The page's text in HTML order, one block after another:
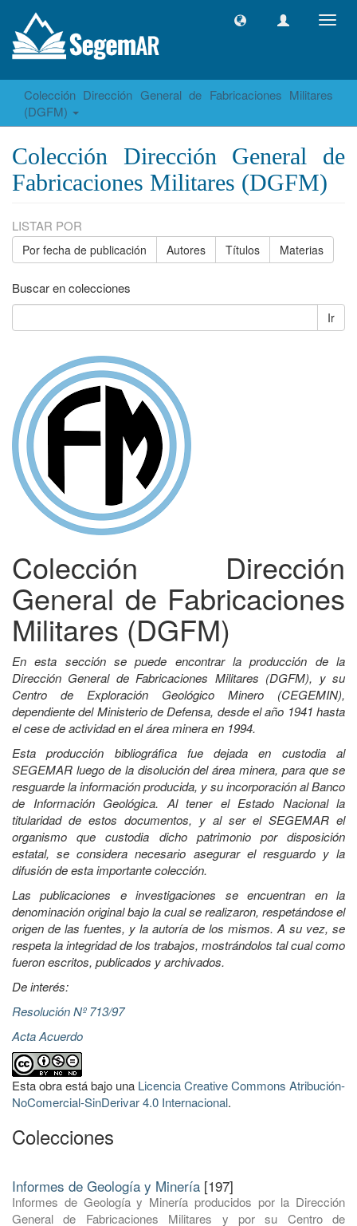
Colección Dirección General de Fabricaciones Militares
(DGFM)
Colección Dirección General de
Fabricaciones Militares (DGFM)
LISTAR POR
Por fecha de publicación Autores Títulos Materias
Buscar en colecciones
Ir
Colección Dirección
General de Fabricaciones
Militares (DGFM)
En esta sección se puede encontrar la producción de la
Dirección General de Fabricaciones Militares (DGFM), y su
Centro de Exploración Geológico Minero (CEGEMIN),
dependiente del Ministerio de Defensa, desde el año 1941 hasta
el cese de actividad en el área minera en 1994.
Esta producción bibliográfica fue dejada en custodia al
SEGEMAR luego de la disolución del área minera, para que se
resguarde la información producida, y su incorporación al Banco
de Información Geológica. Al tener el Estado Nacional la
titularidad de estos documentos, y al ser el SEGEMAR el
organismo que custodia dicho patrimonio por disposición
estatal, se considera necesario asegurar el resguardo y la
difusión de esta importante colección.
Las publicaciones e investigaciones se encuentran en la
denominación original bajo la cual se realizaron, respetándose el
origen de las fuentes, y la autoría de los mismos. A su vez, se
respeta la integridad de los trabajos, mostrándolos tal cual como
fueron escritos, publicados y archivados.
De interés:
Resolución Nº 713/97
Acta Acuerdo
Esta obra está bajo una Licencia Creative Commons Atribución-
NoComercial-SinDerivar 4.0 Internacional.
Colecciones
Informes de Geología y Minería [197]
Informes de Geología y Minería producidos por la Dirección
General de Fabricaciones Militares y por su Centro de